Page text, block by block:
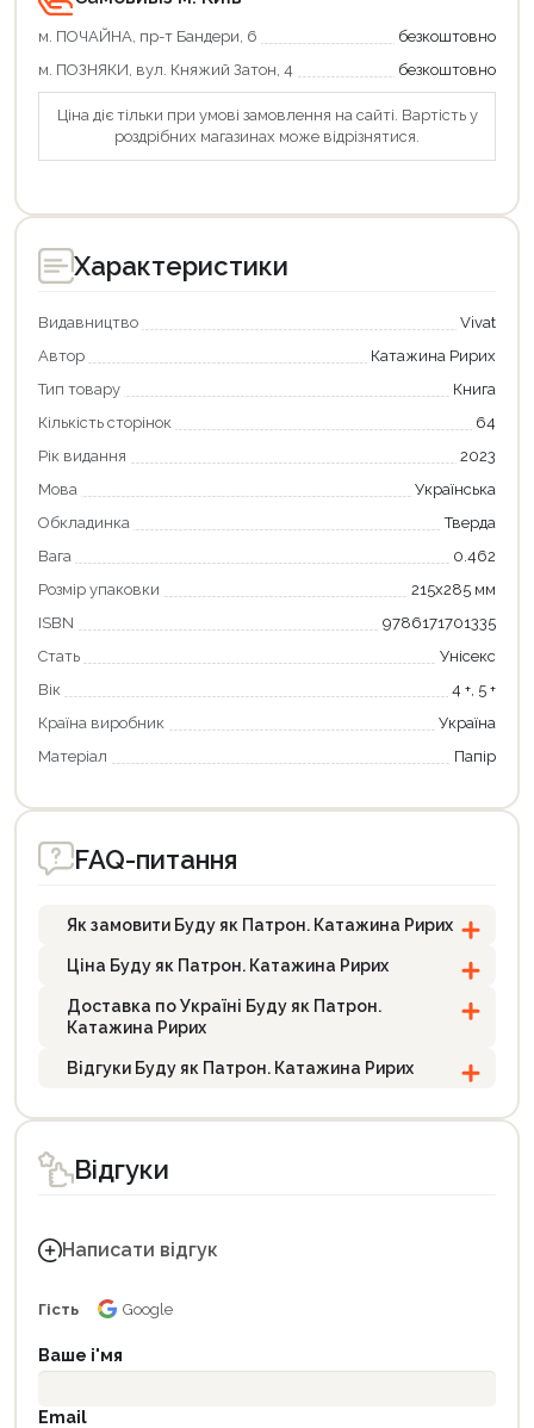
м. ПОЧАЙНА, пр-т Бандери, 6
безкоштовно
м. ПОЗНЯКИ, вул. Княжий Затон, 4
безкоштовно
Ціна діє тільки при умові замовлення на сайті. Вартість у
роздрібних магазинах може відрізнятися.
Характеристики
Видавництво
Vivat
Автор
Катажина Ририх
Тип товару
Книга
Кількість сторінок
64
Рік видання
2023
Мова
Українська
Обкладинка
Тверда
Вага
0.462
Розмір упаковки
215х285 мм
ISBN
9786171701335
Стать
Унісекс
Вік
4 +, 5 +
Країна виробник
Україна
Матеріал
Папір
FAQ-питання
Як замовити Буду як Патрон. Катажина Ририх
Ціна Буду як Патрон. Катажина Ририх
Доставка по Україні Буду як Патрон.
Катажина Ририх
Відгуки Буду як Патрон. Катажина Ририх
Відгуки
Написати відгук
Гість Google
Ваше і'мя
Email
Продовжити покупки